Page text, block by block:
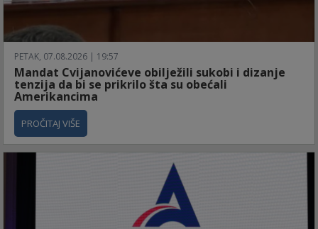
PETAK, 07.08.2026 | 19:57
Mandat Cvijanovićeve obilježili sukobi i dizanje
tenzija da bi se prikrilo šta su obećali
Amerikancima
PROČITAJ VIŠE